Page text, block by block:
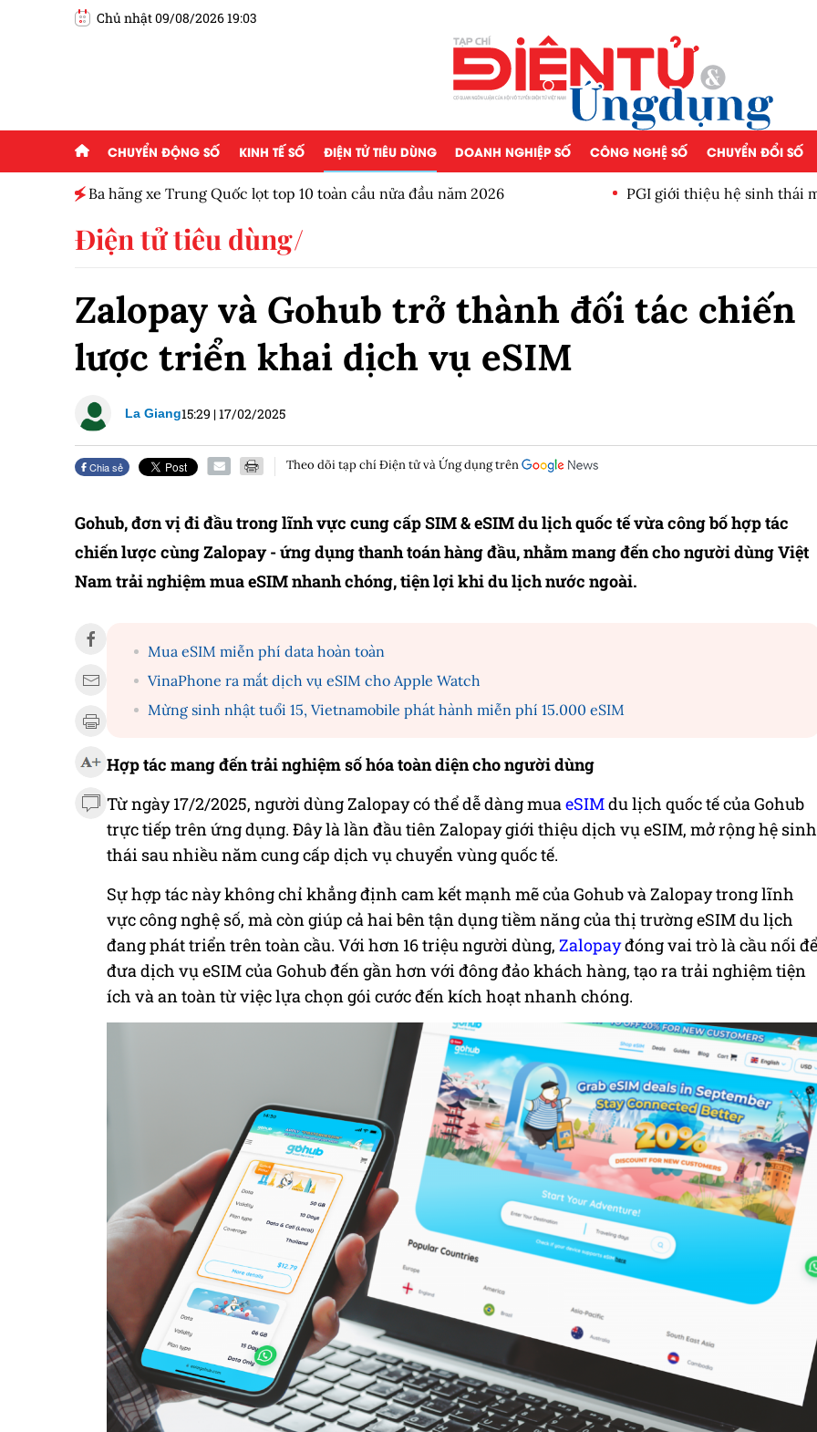
Chủ nhật 09/08/2026 19:03
CHUYỂN ĐỘNG SỐ KINH TẾ SỐ ĐIỆN TỬ TIÊU DÙNG DOANH NGHIỆP SỐ CÔNG NGHỆ SỐ CHUYỂN ĐỔI SỐ
Ba hãng xe Trung Quốc lọt top 10 toàn cầu nửa đầu năm 2026 PGI giới thiệu hệ sinh thái
Điện tử tiêu dùng
Zalopay và Gohub trở thành đối tác chiến
lược triển khai dịch vụ eSIM
La Giang15:29 |17/02/2025
Chia sẻ Theo dõi tạp chí Điện tử và Ứng dụng trên
Gohub, đơn vị đi đầu trong lĩnh vực cung cấp SIM & eSIM du lịch quốc tế vừa công bố hợp tác
chiến lược cùng Zalopay - ứng dụng thanh toán hàng đầu, nhằm mang đến cho người dùng Việt
Nam trải nghiệm mua eSIM nhanh chóng, tiện lợi khi du lịch nước ngoài.
Mua eSIM miễn phí data hoàn toàn
VinaPhone ra mắt dịch vụ eSIM cho Apple Watch
Mừng sinh nhật tuổi 15, Vietnamobile phát hành miễn phí 15.000 eSIM
Hợp tác mang đến trải nghiệm số hóa toàn diện cho người dùng
Từ ngày 17/2/2025, người dùng Zalopay có thể dễ dàng muaeSIMdu lịch quốc tế của Gohub
trực tiếp trên ứng dụng. Đây là lần đầu tiên Zalopay giới thiệu dịch vụ eSIM, mở rộng hệ sinh
thái sau nhiều năm cung cấp dịch vụ chuyển vùng quốc tế.
Sự hợp tác này không chỉ khẳng định cam kết mạnh mẽ của Gohub và Zalopay trong lĩnh
vực công nghệ số, mà còn giúp cả hai bên tận dụng tiềm năng của thị trường eSIM du lịch
đang phát triển trên toàn cầu. Với hơn 16 triệu người dùng, Zalopayđóng vai trò là cầu nối để
đưa dịch vụ eSIM của Gohub đến gần hơn với đông đảo khách hàng, tạo ra trải nghiệm tiện
ích và an toàn từ việc lựa chọn gói cước đến kích hoạt nhanh chóng.